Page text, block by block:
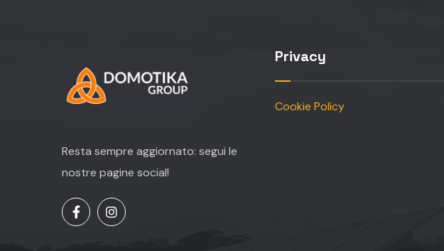
Resta sempre aggiornato: segui le
nostre pagine social!
Privacy
Cookie Policy